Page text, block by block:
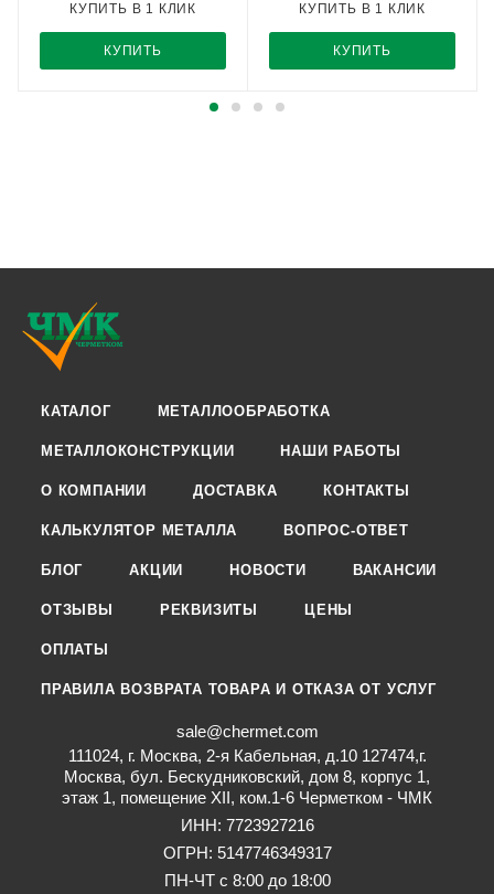
КУПИТЬ
КУПИТЬ В 1 КЛИК
КУПИТЬ
КУПИТЬ В 1 КЛИК
КАТАЛОГ МЕТАЛЛООБРАБОТКА
МЕТАЛЛОКОНСТРУКЦИИ НАШИ РАБОТЫ
О КОМПАНИИ ДОСТАВКА КОНТАКТЫ
КАЛЬКУЛЯТОР МЕТАЛЛА ВОПРОС-ОТВЕТ
БЛОГ АКЦИИ НОВОСТИ ВАКАНСИИ
ОТЗЫВЫ РЕКВИЗИТЫ ЦЕНЫ
ОПЛАТЫ
ПРАВИЛА ВОЗВРАТА ТОВАРА И ОТКАЗА ОТ УСЛУГ
sale@chermet.com
111024, г. Москва, 2-я Кабельная, д.10 127474,г.
Москва, бул. Бескудниковский, дом 8, корпус 1,
этаж 1, помещение XII, ком.1-6 Черметком - ЧМК
ИНН: 7723927216
ОГРН: 5147746349317
ПН-ЧТ с 8:00 до 18:00